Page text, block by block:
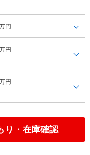
万円
万円
万円
り・在庫確認